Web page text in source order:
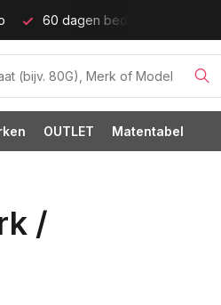
cupmaten (t/m cup M)!
OUTLET Matentabel
/